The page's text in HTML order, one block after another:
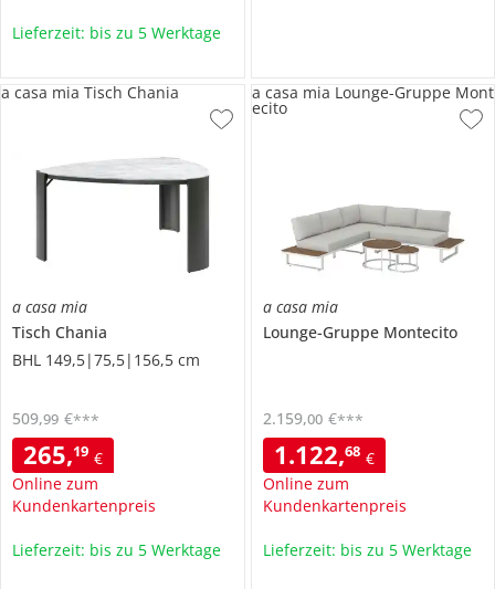
Lieferzeit: bis zu 5 Werktage
a casa mia
Tisch Chania
BHL 149,5|75,5|156,5 cm
265,19 €
Online zum
Kundenkartenpreis
509,99 €***
a casa mia Tisch Chania
Lieferzeit: bis zu 5 Werktage
a casa mia
Lounge-Gruppe Montecito
1.122,68 €
Online zum
Kundenkartenpreis
2.159,00 €***
a casa mia Lounge-Gruppe Mont
ecito
Lieferzeit: bis zu 5 Werktage